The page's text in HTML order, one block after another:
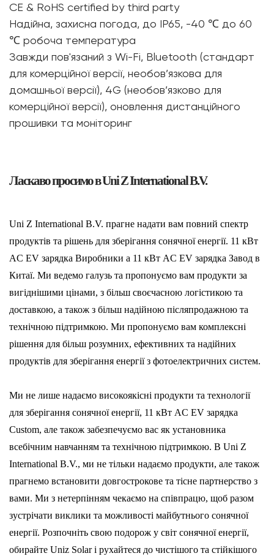
CE & RoHS certified by third party
Надійна, захисна погода, до IP65, -40 ℃ до 60
℃ робоча температура
Завжди пов'язаний з Wi-Fi, Bluetooth (стандарт
для комерційної версії, необов’язкова для
домашньої версії), 4G (необов’язково для
комерційної версії), оновлення дистанційного
прошивки та моніторинг
Ласкаво просимо в Uni Z International B.V.
Uni Z International B.V. прагне надати вам повний спектр
продуктів та рішень для зберігання сонячної енергії. 11 кВт
AC EV зарядка Виробники a 11 кВт AC EV зарядка Завод в
Китаї. Ми ведемо галузь та пропонуємо вам продукти за
вигіднішими цінами, з більш своєчасною логістикою та
доставкою, а також з більш надійною післяпродажною та
технічною підтримкою. Ми пропонуємо вам комплексні
рішення для більш розумних, ефективних та надійних
продуктів для зберігання енергії з фотоелектричних систем.
Ми не лише надаємо високоякісні продукти та технології
для зберігання сонячної енергії, 11 кВт AC EV зарядка
Custom, але також забезпечуємо вас як установника
всебічним навчанням та технічною підтримкою. В Uni Z
International B.V., ми не тільки надаємо продукти, але також
прагнемо встановити довгострокове та тісне партнерство з
вами. Ми з нетерпінням чекаємо на співпрацю, щоб разом
зустрічати виклики та можливості майбутнього сонячної
енергії. Розпочніть свою подорож у світ сонячної енергії,
обирайте Uniz Solar і рухайтеся до чистішого та стійкішого